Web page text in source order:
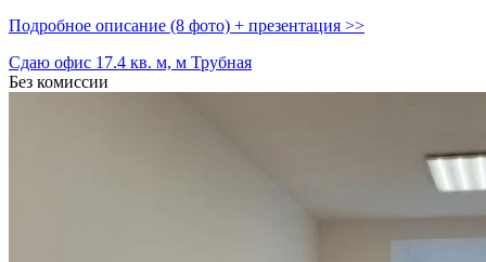
Подробное описание (8 фото) + презентация >>
Сдаю офис 17.4 кв. м, м Трубная
Без комиссии